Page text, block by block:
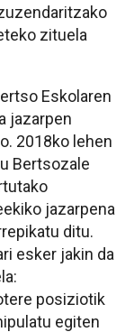
zituela
Eskolaren
jazarpen
2018ko lehen
Bertsozale
jazarpena
ditu.
esker jakin da
posiziotik
egiten